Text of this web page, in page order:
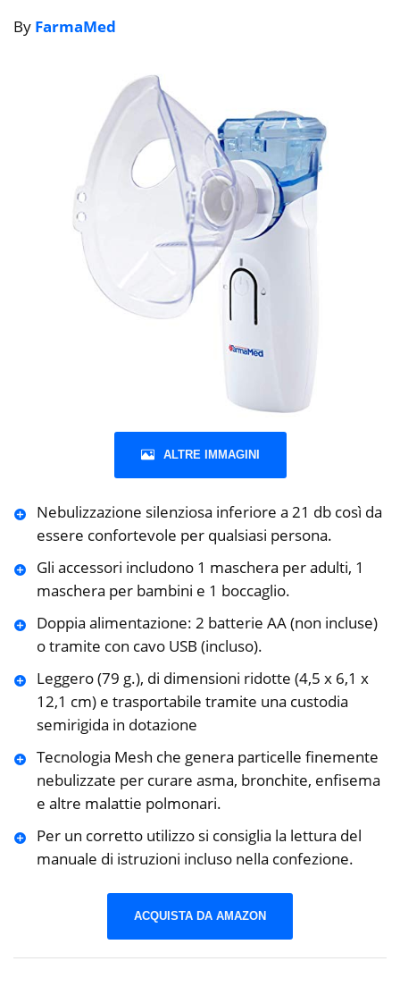
By FarmaMed
ALTRE IMMAGINI
Nebulizzazione silenziosa inferiore a 21 db così da
essere confortevole per qualsiasi persona.
Gli accessori includono 1 maschera per adulti, 1
maschera per bambini e 1 boccaglio.
Doppia alimentazione: 2 batterie AA (non incluse)
o tramite con cavo USB (incluso).
Leggero (79 g.), di dimensioni ridotte (4,5 x 6,1 x
12,1 cm) e trasportabile tramite una custodia
semirigida in dotazione
Tecnologia Mesh che genera particelle finemente
nebulizzate per curare asma, bronchite, enfisema
e altre malattie polmonari.
Per un corretto utilizzo si consiglia la lettura del
manuale di istruzioni incluso nella confezione.
ACQUISTA DA AMAZON